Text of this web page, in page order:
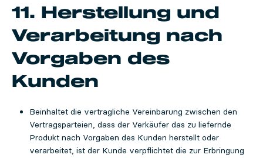
11. Herstellung und
Verarbeitung nach
Vorgaben des
Kunden
Beinhaltet die vertragliche Vereinbarung zwischen den
Vertragsparteien, dass der Verkäufer das zu liefernde
Produkt nach Vorgaben des Kunden herstellt oder
verarbeitet, ist der Kunde verpflichtet die zur Erbringung